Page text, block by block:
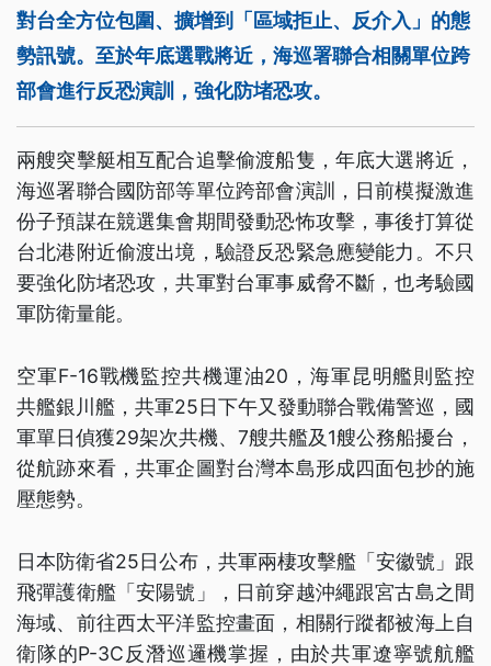
對台全方位包圍、擴增到「區域拒止、反介入」的態
勢訊號。至於年底選戰將近，海巡署聯合相關單位跨
部會進行反恐演訓，強化防堵恐攻。
兩艘突擊艇相互配合追擊偷渡船隻，年底大選將近，
海巡署聯合國防部等單位跨部會演訓，日前模擬激進
份子預謀在競選集會期間發動恐怖攻擊，事後打算從
台北港附近偷渡出境，驗證反恐緊急應變能力。不只
要強化防堵恐攻，共軍對台軍事威脅不斷，也考驗國
軍防衛量能。
空軍F-16戰機監控共機運油20，海軍昆明艦則監控
共艦銀川艦，共軍25日下午又發動聯合戰備警巡，國
軍單日偵獲29架次共機、7艘共艦及1艘公務船擾台，
從航跡來看，共軍企圖對台灣本島形成四面包抄的施
壓態勢。
日本防衛省25日公布，共軍兩棲攻擊艦「安徽號」跟
飛彈護衛艦「安陽號」，日前穿越沖繩跟宮古島之間
海域、前往西太平洋監控畫面，相關行蹤都被海上自
衛隊的P-3C反潛巡邏機掌握，由於共軍遼寧號航艦